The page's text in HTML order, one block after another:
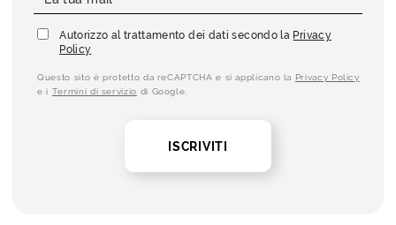
Autorizzo al trattamento dei dati secondo la Privacy
Policy
Questo sito è protetto da reCAPTCHA e si applicano la Privacy Policy
e i Termini di servizio di Google.
ISCRIVITI